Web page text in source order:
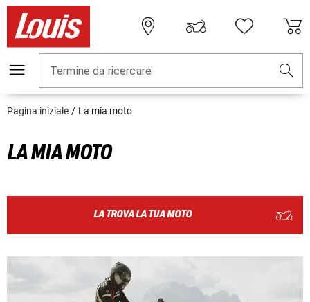
Termine da ricercare
Pagina iniziale La mia moto
LA MIA MOTO
LA TROVA LA TUA MOTO